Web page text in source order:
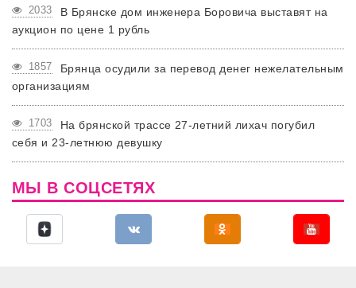
2033
В Брянске дом инженера Боровича выставят на
аукцион по цене 1 рубль
1857
Брянца осудили за перевод денег нежелательным
организациям
1703
На брянской трассе 27-летний лихач погубил
себя и 23-летнюю девушку
МЫ В СОЦСЕТЯХ